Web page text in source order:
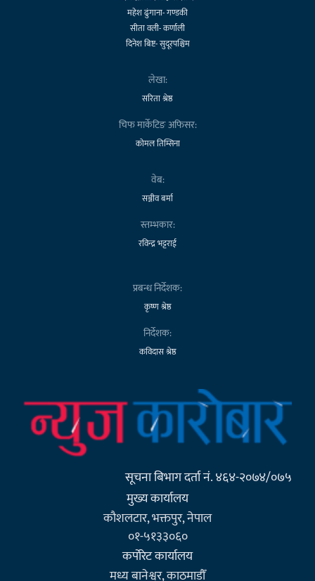
महेश ढुंगाना- गण्डकी
सीता वली- कर्णाली
दिनेश बिष्ट- सुदूरपश्चिम
लेखा:
सरिता श्रेष्ठ
चिफ मार्केटिङ अफिसर:
कोमल तिम्सिना
वेब:
सञ्जीव बर्मा
स्तम्भकार:
रविन्द्र भट्टराई
प्रबन्ध निर्देशक:
कृष्ण श्रेष्ठ
निर्देशक:
कविदास श्रेष्ठ
सूचना बिभाग दर्ता नं. ४६४-२०७४/०७५
मुख्य कार्यालय
कौशलटार, भक्तपुर, नेपाल
०१-५१३३०६०
कर्पाेरेट कार्यालय
मध्य बानेश्वर, काठमाडौँ